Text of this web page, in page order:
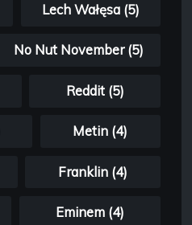
Lech Wałęsa (5)
No Nut November (5)
Reddit (5)
Metin (4)
Franklin (4)
Eminem (4)